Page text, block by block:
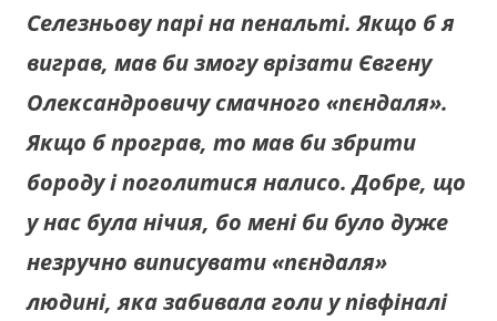
Селезньову парі на пенальті. Якщо б я
виграв, мав би змогу врізати Євгену
Олександровичу смачного «пєндаля».
Якщо б програв, то мав би збрити
бороду і поголитися налисо. Добре, що
у нас була нічия, бо мені би було дуже
незручно виписувати «пєндаля»
людині, яка забивала голи у півфіналі